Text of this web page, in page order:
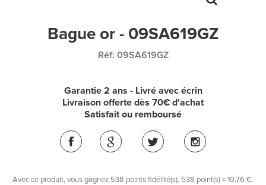
BLOG
Bague or - 09SA619GZ
Réf: 09SA619GZ
Garantie 2 ans - Livré avec écrin
Livraison offerte dès 70€ d'achat
Satisfait ou remboursé
Avec ce produit, vous gagnez 538 points fidélité(s). 538 point(s) =10,76 €.